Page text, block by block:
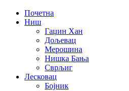
Почетна
Ниш
Гаџин Хан
Дољевац
Мерошина
Нишка Бања
Сврљиг
Лесковац
Бојник